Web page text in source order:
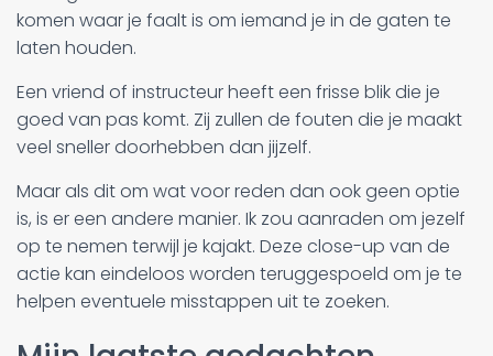
komen waar je faalt is om iemand je in de gaten te
laten houden.
Een vriend of instructeur heeft een frisse blik die je
goed van pas komt. Zij zullen de fouten die je maakt
veel sneller doorhebben dan jijzelf.
Maar als dit om wat voor reden dan ook geen optie
is, is er een andere manier. Ik zou aanraden om jezelf
op te nemen terwijl je kajakt. Deze close-up van de
actie kan eindeloos worden teruggespoeld om je te
helpen eventuele misstappen uit te zoeken.